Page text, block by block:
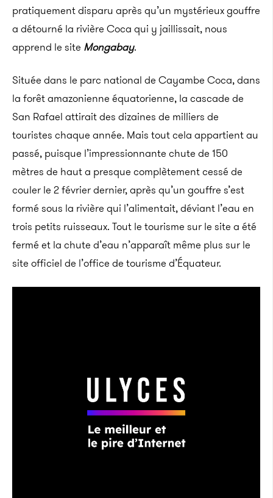
pratiquement disparu après qu’un mystérieux gouffre
a détourné la rivière Coca qui y jaillissait, nous
apprend le site Mongabay.
Située dans le parc national de Cayambe Coca, dans
la forêt amazonienne équatorienne, la cascade de
San Rafael attirait des dizaines de milliers de
touristes chaque année. Mais tout cela appartient au
passé, puisque l’impressionnante chute de 150
mètres de haut a presque complètement cessé de
couler le 2 février dernier, après qu’un gouffre s’est
formé sous la rivière qui l’alimentait, déviant l’eau en
trois petits ruisseaux. Tout le tourisme sur le site a été
fermé et la chute d’eau n’apparaît même plus sur le
site officiel de l’office de tourisme d’Équateur.